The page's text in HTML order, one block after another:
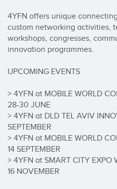
4YFN offers unique
custom networking activities,
workshops, congresses,
innovation programmes.
UPCOMING EVENTS
> 4YFN at MOBILE WORLD
28-30 JUNE
> 4YFN at DLD TEL AVIV
SEPTEMBER
> 4YFN at MOBILE WORLD
14 SEPTEMBER
> 4YFN at SMART CITY EXPO
16 NOVEMBER